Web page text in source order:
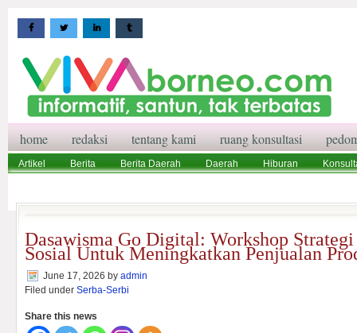
home redaksi tentang kami ruang konsultasi
Artikel Berita Berita Daerah Daerah Hiburan
Dasawisma Go Digital: Workshop
Sosial Untuk Meningkatkan Penjualan
June 17, 2026 by admin
Filed under Serba-Serbi
Share this news